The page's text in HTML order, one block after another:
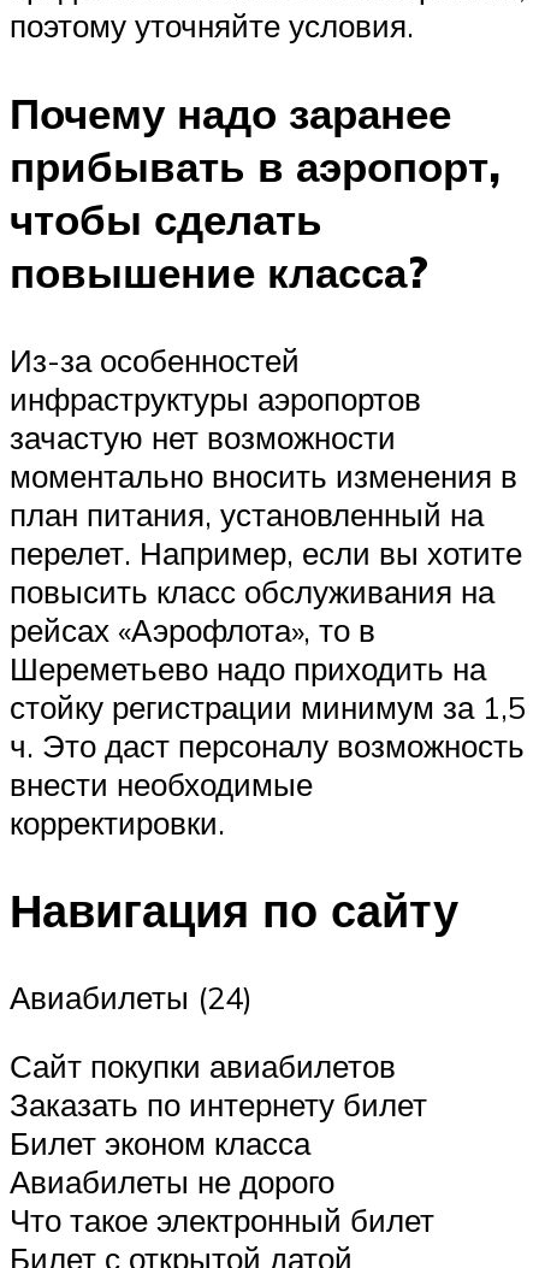
поэтому уточняйте условия.
Почему надо заранее
прибывать в аэропорт,
чтобы сделать
повышение класса?
Из-за особенностей
инфраструктуры аэропортов
зачастую нет возможности
моментально вносить изменения в
план питания, установленный на
перелет. Например, если вы хотите
повысить класс обслуживания на
рейсах «Аэрофлота», то в
Шереметьево надо приходить на
стойку регистрации минимум за 1,5
ч. Это даст персоналу возможность
внести необходимые
корректировки.
Навигация по сайту
Авиабилеты (24)
Сайт покупки авиабилетов
Заказать по интернету билет
Билет эконом класса
Авиабилеты не дорого
Что такое электронный билет
Билет с открытой датой